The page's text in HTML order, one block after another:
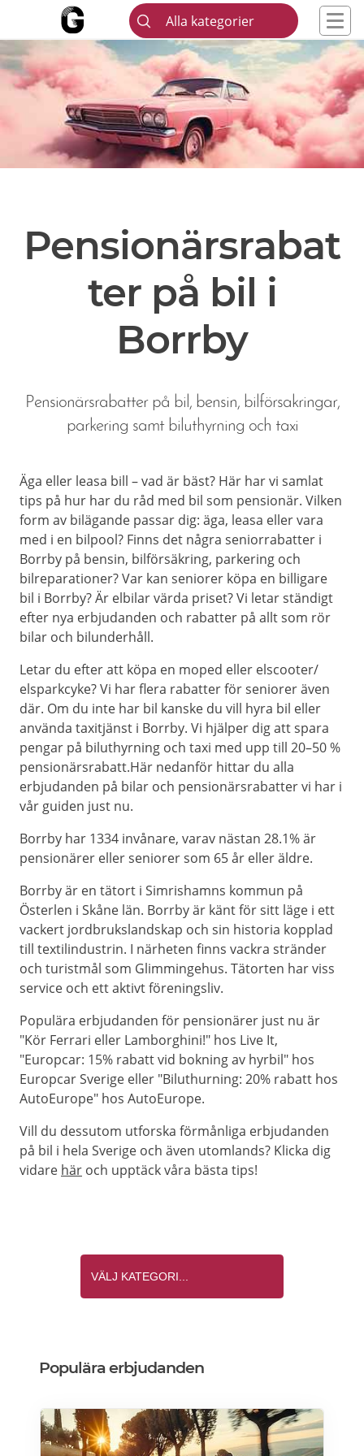
Alla kategorier
Pensionärsrabat
ter på bil i
Borrby
Pensionärsrabatter på bil, bensin, bilförsakringar,
parkering samt biluthyrning och taxi
Äga eller leasa bill – vad är bäst? Här har vi samlat
tips på hur har du råd med bil som pensionär. Vilken
form av bilägande passar dig: äga, leasa eller vara
med i en bilpool? Finns det några seniorrabatter i
Borrby på bensin, bilförsäkring, parkering och
bilreparationer? Var kan seniorer köpa en billigare
bil i Borrby? Är elbilar värda priset? Vi letar ständigt
efter nya erbjudanden och rabatter på allt som rör
bilar och bilunderhåll.
Letar du efter att köpa en moped eller elscooter/
elsparkcyke? Vi har flera rabatter för seniorer även
där. Om du inte har bil kanske du vill hyra bil eller
använda taxitjänst i Borrby. Vi hjälper dig att spara
pengar på biluthyrning och taxi med upp till 20–50 %
pensionärsrabatt.Här nedanför hittar du alla
erbjudanden på bilar och pensionärsrabatter vi har i
vår guiden just nu.
Borrby har 1334 invånare, varav nästan 28.1% är
pensionärer eller seniorer som 65 år eller äldre.
Borrby är en tätort i Simrishamns kommun på
Österlen i Skåne län. Borrby är känt för sitt läge i ett
vackert jordbrukslandskap och sin historia kopplad
till textilindustrin. I närheten finns vackra stränder
och turistmål som Glimmingehus. Tätorten har viss
service och ett aktivt föreningsliv.
Populära erbjudanden för pensionärer just nu är
"Kör Ferrari eller Lamborghini!" hos Live It,
"Europcar: 15% rabatt vid bokning av hyrbil" hos
Europcar Sverige eller "Biluthurning: 20% rabatt hos
AutoEurope" hos AutoEurope.
Vill du dessutom utforska förmånliga erbjudanden
på bil i hela Sverige och även utomlands? Klicka dig
vidare här och upptäck våra bästa tips!
Populära erbjudanden